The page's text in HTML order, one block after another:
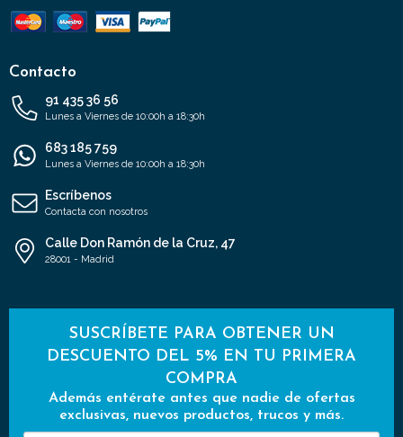
Contacto
91 435 36 56
Lunes a Viernes de 10:00h a 18:30h
683 185 759
Lunes a Viernes de 10:00h a 18:30h
Escríbenos
Contacta con nosotros
Calle Don Ramón de la Cruz, 47
28001 - Madrid
SUSCRÍBETE PARA OBTENER UN
DESCUENTO DEL 5% EN TU PRIMERA
COMPRA
Además entérate antes que nadie de ofertas
exclusivas, nuevos productos, trucos y más.